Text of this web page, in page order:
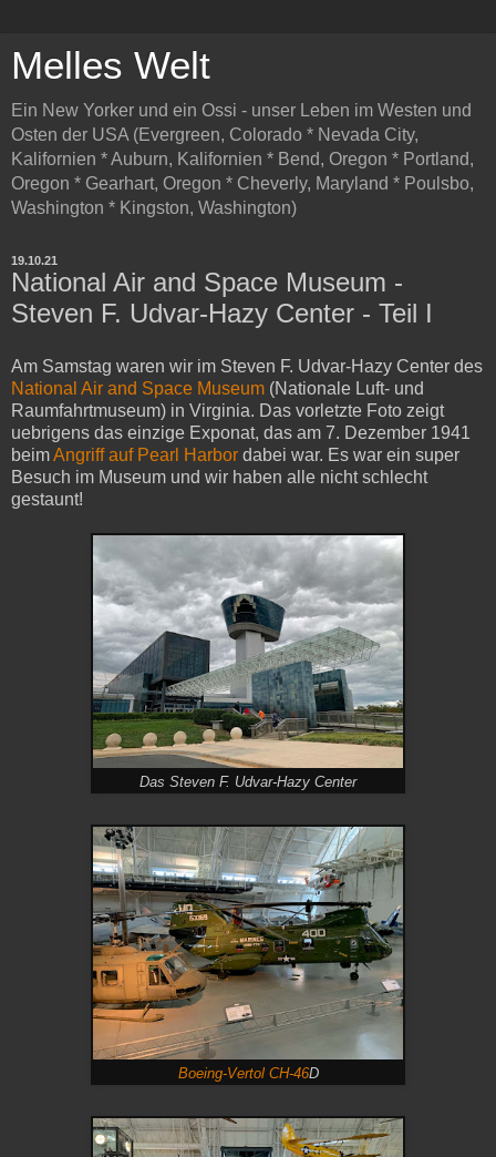
Melles Welt
Ein New Yorker und ein Ossi - unser Leben im Westen und
Osten der USA (Evergreen, Colorado * Nevada City,
Kalifornien * Auburn, Kalifornien * Bend, Oregon * Portland,
Oregon * Gearhart, Oregon * Cheverly, Maryland * Poulsbo,
Washington * Kingston, Washington)
19.10.21
National Air and Space Museum -
Steven F. Udvar-Hazy Center - Teil I
Am Samstag waren wir im Steven F. Udvar-Hazy Center des
National Air and Space Museum (Nationale Luft- und
Raumfahrtmuseum) in Virginia. Das vorletzte Foto zeigt
uebrigens das einzige Exponat, das am 7. Dezember 1941
beimAngriff auf Pearl Harbor dabei war. Es war ein super
Besuch im Museum und wir haben alle nicht schlecht
gestaunt!
Das Steven F. Udvar-Hazy Center
Boeing-Vertol CH-46D